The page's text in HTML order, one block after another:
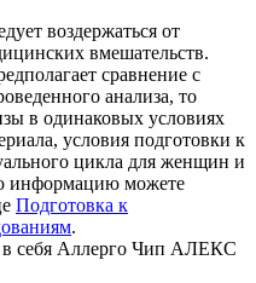
воздержаться от
вмешательств.
сравнение с
анализа, то
в одинаковых условиях
условия подготовки к
цикла для женщин и
информацию можете
Подготовка к
.
в себя Аллерго Чип АЛЕКС